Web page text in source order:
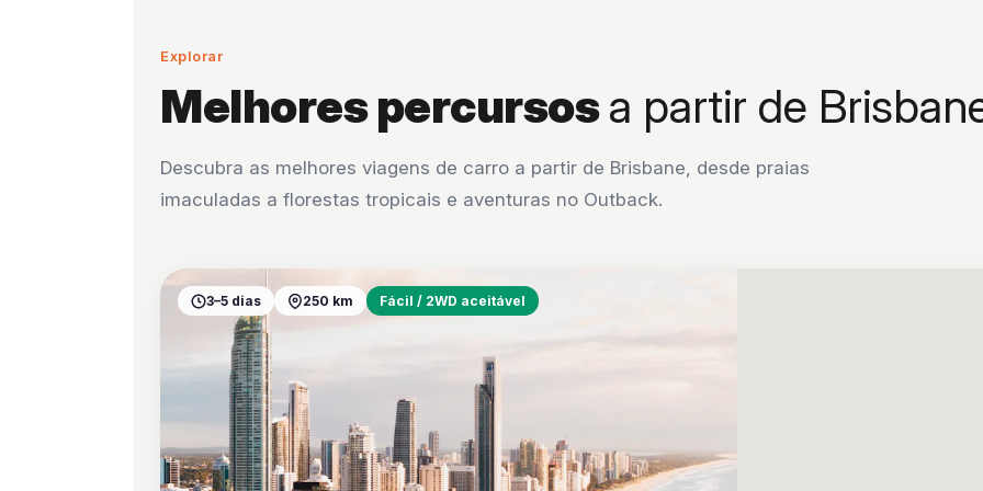
Explorar
Melhores percursosa partir de
Descubra as melhores viagens de carro a partir de Brisbane, desde praias
imaculadas a florestas tropicais e aventuras no Outback.
3–5 dias 250 km Fácil / 2WD aceitável